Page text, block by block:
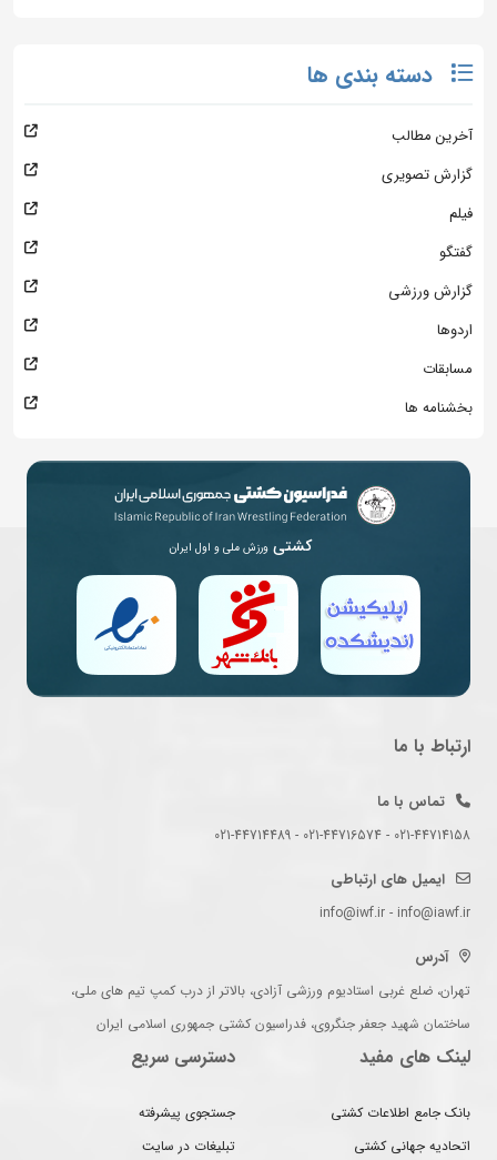
دسته بندی ها
آخرین مطالب
گزارش تصویری
فیلم
گفتگو
گزارش ورزشی
اردوها
مسابقات
بخشنامه ها
کشتی ورزش ملی و اول ایران
ارتباط با ما
تماس با ما
021-44714158 - 021-44716574 - 021-44714489
ایمیل های ارتباطی
info@iwf.ir - info@iawf.ir
آدرس
تهران، ضلع غربی استادیوم ورزشی آزادی، بالاتر از درب کمپ تیم های ملی،
ساختمان شهید جعفر جنگروی، فدراسیون کشتی جمهوری اسلامی ایران
لینک های مفید
بانک جامع اطلاعات کشتی
اتحادیه جهانی کشتی
دسترسی سریع
جستجوی پیشرفته
تبلیغات در سایت